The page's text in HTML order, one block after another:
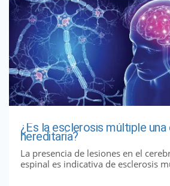
¿Es la esclerosis múltiple
hereditaria?
La presencia de lesiones en el
espinal es indicativa de esclerosis